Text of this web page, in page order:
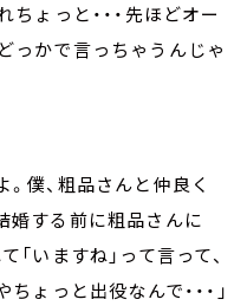
ょっと・・・先ほどオー
っかで言っちゃうんじゃ
僕、粗品さんと仲良く
婚する前に粗品さんに
「いますね」って言って、
ょっと出役なんで・・・」